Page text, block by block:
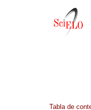
Tabla de